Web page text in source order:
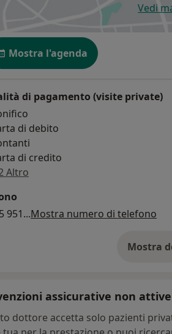
Vedi
Mostra l'agenda
di pagamento (visite private)
di debito
di credito
Altro
951...Mostra numero di telefono
Mostra
assicurative non attive
dottore accetta solo pazienti